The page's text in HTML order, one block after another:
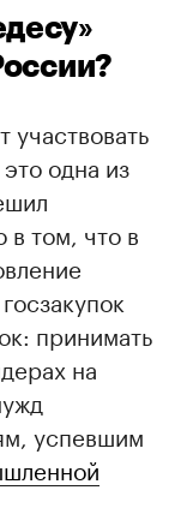
участвовать
одна из
в том, что в
принимать
на
успевшим